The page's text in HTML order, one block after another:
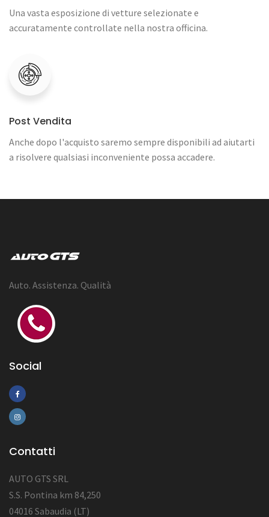
Una vasta esposizione di vetture selezionate e
accuratamente controllate nella nostra officina.
Post Vendita
Anche dopo l'acquisto saremo sempre disponibili ad aiutarti
a risolvere qualsiasi inconveniente possa accadere.
Auto. Assistenza. Qualità
Social
Contatti
AUTO GTS SRL
S.S. Pontina km 84,250
04016 Sabaudia (LT)